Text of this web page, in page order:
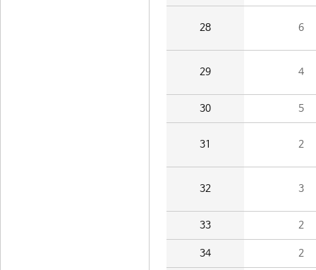
28 6
29 4
30 5
31 2
32 3
33 2
34 2